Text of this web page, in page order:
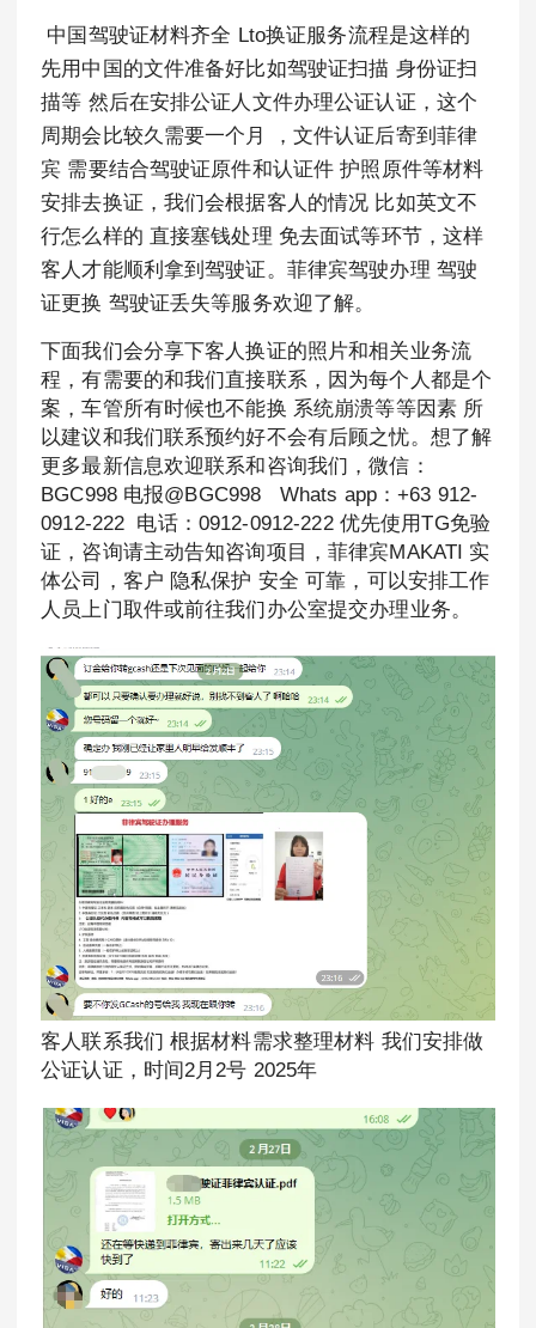
中国驾驶证材料齐全 Lto换证服务流程是这样的
先用中国的文件准备好比如驾驶证扫描 身份证扫
描等 然后在安排公证人文件办理公证认证，这个
周期会比较久需要一个月 ，文件认证后寄到菲律
宾 需要结合驾驶证原件和认证件 护照原件等材料
安排去换证，我们会根据客人的情况 比如英文不
行怎么样的 直接塞钱处理 免去面试等环节，这样
客人才能顺利拿到驾驶证。菲律宾驾驶办理 驾驶
证更换 驾驶证丢失等服务欢迎了解。
下面我们会分享下客人换证的照片和相关业务流
程，有需要的和我们直接联系，因为每个人都是个
案，车管所有时候也不能换 系统崩溃等等因素 所
以建议和我们联系预约好不会有后顾之忧。想了解
更多最新信息欢迎联系和咨询我们，微信：
BGC998 电报@BGC998 Whats app：+63 912-
0912-222 电话：0912-0912-222 优先使用TG免验
证，咨询请主动告知咨询项目，菲律宾MAKATI 实
体公司，客户 隐私保护 安全 可靠，可以安排工作
人员上门取件或前往我们办公室提交办理业务。
客人联系我们 根据材料需求整理材料 我们安排做
公证认证，时间2月2号 2025年